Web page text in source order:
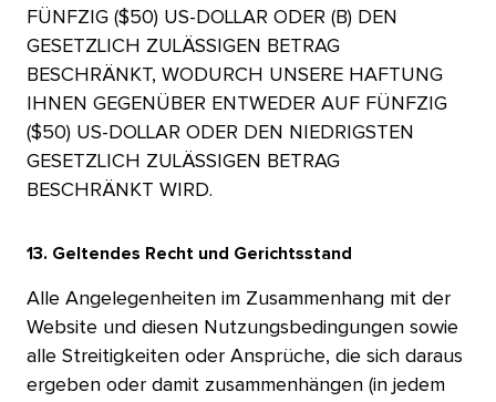
FÜNFZIG ($50) US-DOLLAR ODER (B) DEN
GESETZLICH ZULÄSSIGEN BETRAG
BESCHRÄNKT, WODURCH UNSERE HAFTUNG
IHNEN GEGENÜBER ENTWEDER AUF FÜNFZIG
($50) US-DOLLAR ODER DEN NIEDRIGSTEN
GESETZLICH ZULÄSSIGEN BETRAG
BESCHRÄNKT WIRD.​​
13. Geltendes Recht und Gerichtsstand​​
Alle Angelegenheiten im Zusammenhang mit der
Website und diesen Nutzungsbedingungen sowie
alle Streitigkeiten oder Ansprüche, die sich daraus
ergeben oder damit zusammenhängen (in jedem